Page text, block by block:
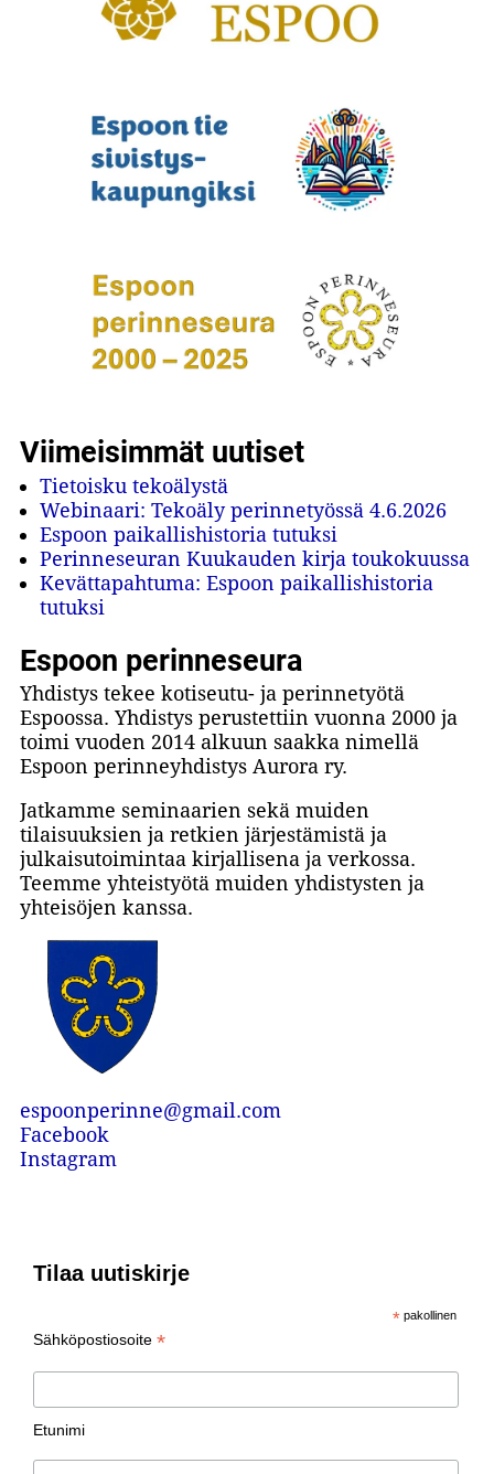
Viimeisimmät uutiset
Tietoisku tekoälystä
Webinaari: Tekoäly perinnetyössä 4.6.2026
Espoon paikallishistoria tutuksi
Perinneseuran Kuukauden kirja toukokuussa
Kevättapahtuma: Espoon paikallishistoria
tutuksi
Espoon perinneseura
Yhdistys tekee kotiseutu- ja perinnetyötä
Espoossa. Yhdistys perustettiin vuonna 2000 ja
toimi vuoden 2014 alkuun saakka nimellä
Espoon perinneyhdistys Aurora ry.
Jatkamme seminaarien sekä muiden
tilaisuuksien ja retkien järjestämistä ja
julkaisutoimintaa kirjallisena ja verkossa.
Teemme yhteistyötä muiden yhdistysten ja
yhteisöjen kanssa.
espoonperinne@gmail.com
Facebook
Instagram
Tilaa uutiskirje
* pakollinen
Sähköpostiosoite*
Etunimi